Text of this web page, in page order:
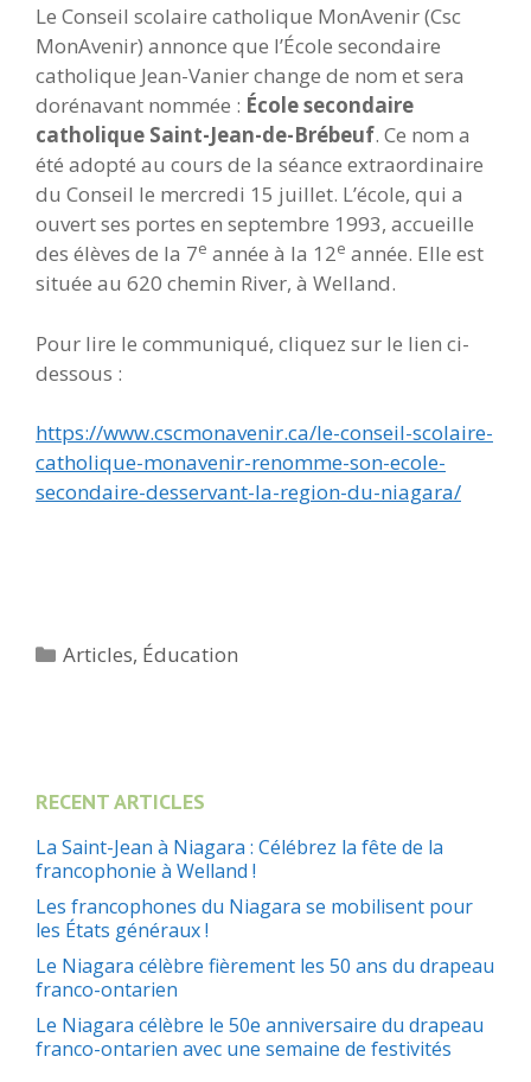
Le Conseil scolaire catholique MonAvenir (Csc
MonAvenir) annonce que l’École secondaire
catholique Jean-Vanier change de nom et sera
dorénavant nommée : École secondaire
catholique Saint-Jean-de-Brébeuf. Ce nom a
été adopté au cours de la séance extraordinaire
du Conseil le mercredi 15 juillet. L’école, qui a
ouvert ses portes en septembre 1993, accueille
des élèves de la 7e année à la 12e année. Elle est
située au 620 chemin River, à Welland.
Pour lire le communiqué, cliquez sur le lien ci-
dessous :
https://www.cscmonavenir.ca/le-conseil-scolaire-
catholique-monavenir-renomme-son-ecole-
secondaire-desservant-la-region-du-niagara/
Catégories
Articles, Éducation
RECENT ARTICLES
La Saint-Jean à Niagara : Célébrez la fête de la
francophonie à Welland !
Les francophones du Niagara se mobilisent pour
les États généraux !
Le Niagara célèbre fièrement les 50 ans du drapeau
franco-ontarien
Le Niagara célèbre le 50e anniversaire du drapeau
franco-ontarien avec une semaine de festivités